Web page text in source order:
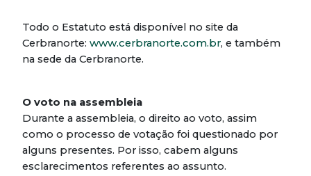
Todo o Estatuto está disponível no site da
Cerbranorte: www.cerbranorte.com.br, e também
na sede da Cerbranorte.
O voto na assembleia
Durante a assembleia, o direito ao voto, assim
como o processo de votação foi questionado por
alguns presentes. Por isso, cabem alguns
esclarecimentos referentes ao assunto.